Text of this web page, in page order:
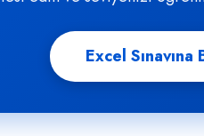
Excel Sınavına